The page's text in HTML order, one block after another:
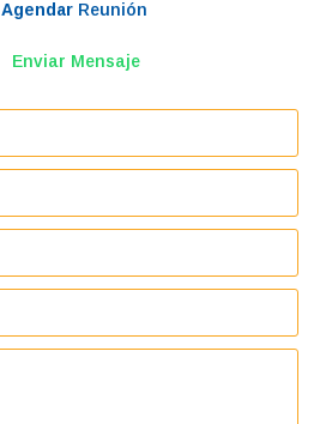
Agendar Reunión
Enviar Mensaje